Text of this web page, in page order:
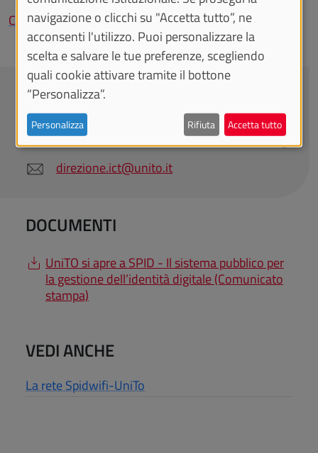
Carta di Identità Elettronica (CIE)
CONTATTACI
Direzione Sistemi Informativi, Portale, E-learning
direzione.ict@unito.it
DOCUMENTI
UniTO si apre a SPID - Il sistema pubblico per
la gestione dell’identità digitale (Comunicato
stampa)
VEDI ANCHE
La rete Spidwifi-UniTo
navigazione o clicchi su "Accetta tutto”, ne
acconsenti l'utilizzo. Puoi personalizzare la
scelta e salvare le tue preferenze, scegliendo
quali cookie attivare tramite il bottone
“Personalizza”.
Personalizza Rifiuta Accetta tutto